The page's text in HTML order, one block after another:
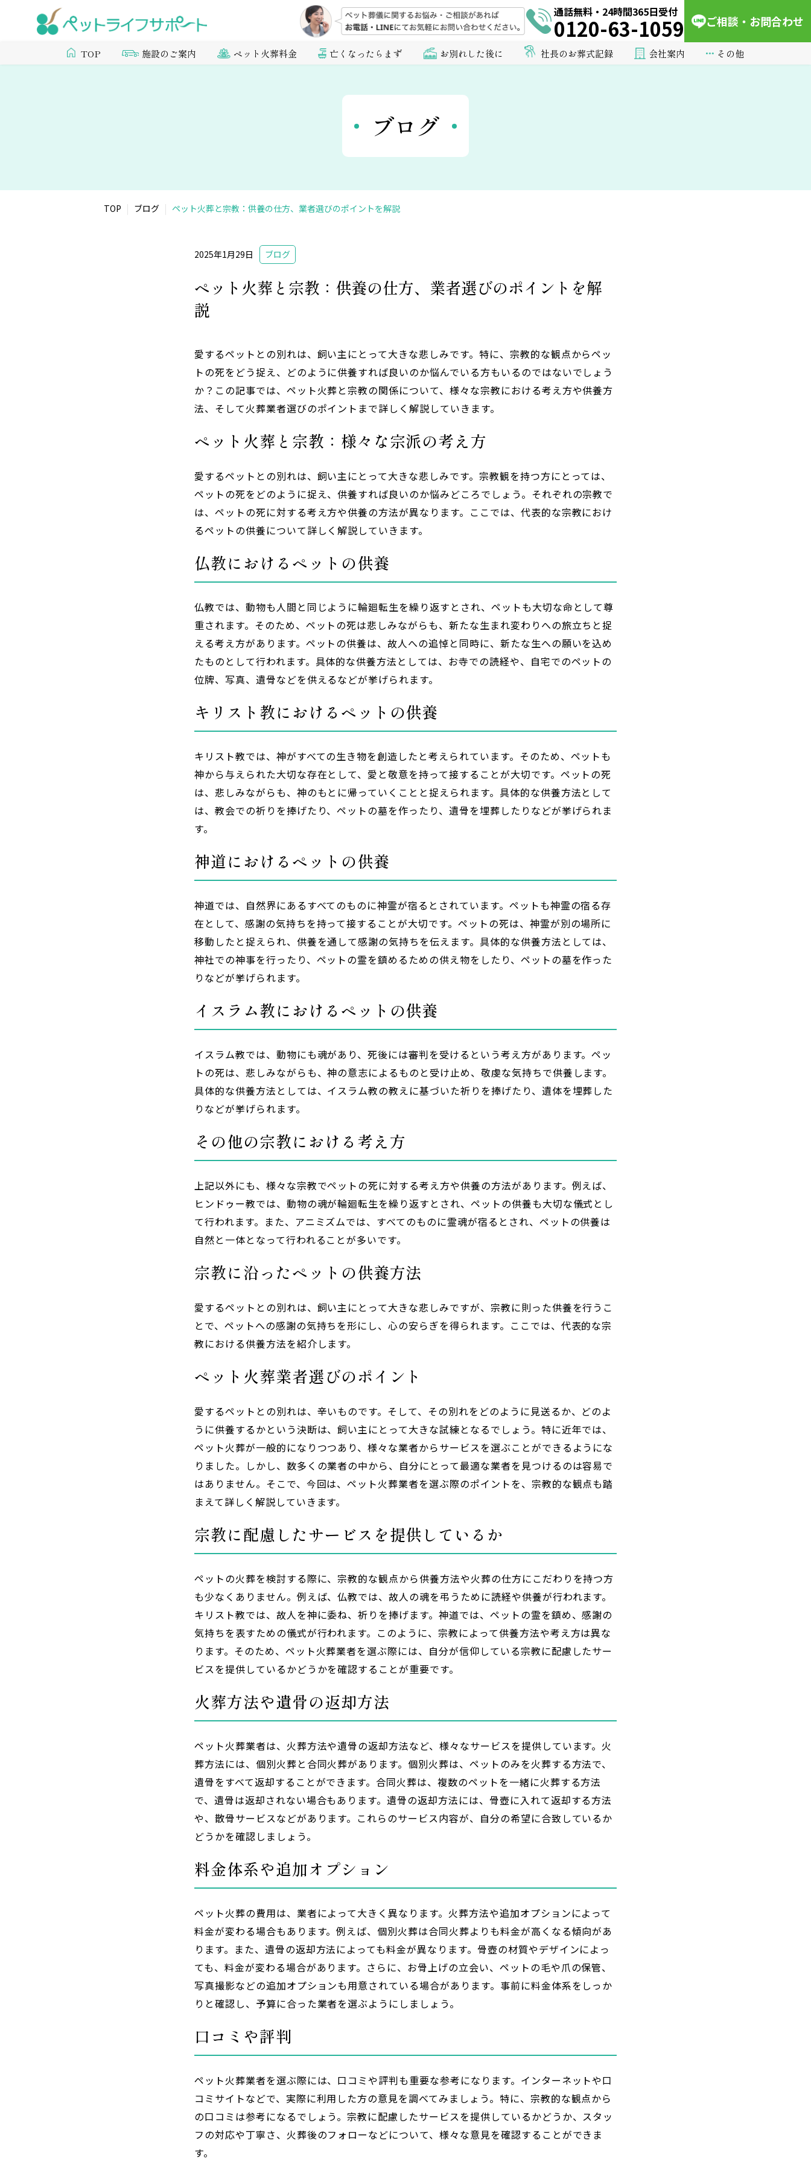
通話無料・24時間365日受付
0120-63-1059 ご相談・お問合わせ
TOP 施設のご案内 ペット火葬料金 亡くなったらまず お別れした後に 社長のお葬式記録 会社案内 その他
ブログ
TOP ブログ ペット火葬と宗教：供養の仕方、業者選びのポイントを解説
2025年1月29日 ブログ
ペット火葬と宗教：供養の仕方、業者選びのポイントを解
説
愛するペットとの別れは、飼い主にとって大きな悲しみです。特に、宗教的な観点からペッ
トの死をどう捉え、どのように供養すれば良いのか悩んでいる方もいるのではないでしょう
か？この記事では、ペット火葬と宗教の関係について、様々な宗教における考え方や供養方
法、そして火葬業者選びのポイントまで詳しく解説していきます。
ペット火葬と宗教：様々な宗派の考え方
愛するペットとの別れは、飼い主にとって大きな悲しみです。宗教観を持つ方にとっては、
ペットの死をどのように捉え、供養すれば良いのか悩みどころでしょう。それぞれの宗教で
は、ペットの死に対する考え方や供養の方法が異なります。ここでは、代表的な宗教におけ
るペットの供養について詳しく解説していきます。
仏教におけるペットの供養
仏教では、動物も人間と同じように輪廻転生を繰り返すとされ、ペットも大切な命として尊
重されます。そのため、ペットの死は悲しみながらも、新たな生まれ変わりへの旅立ちと捉
える考え方があります。ペットの供養は、故人への追悼と同時に、新たな生への願いを込め
たものとして行われます。具体的な供養方法としては、お寺での読経や、自宅でのペットの
位牌、写真、遺骨などを供えるなどが挙げられます。
キリスト教におけるペットの供養
キリスト教では、神がすべての生き物を創造したと考えられています。そのため、ペットも
神から与えられた大切な存在として、愛と敬意を持って接することが大切です。ペットの死
は、悲しみながらも、神のもとに帰っていくことと捉えられます。具体的な供養方法として
は、教会での祈りを捧げたり、ペットの墓を作ったり、遺骨を埋葬したりなどが挙げられま
す。
神道におけるペットの供養
神道では、自然界にあるすべてのものに神霊が宿るとされています。ペットも神霊の宿る存
在として、感謝の気持ちを持って接することが大切です。ペットの死は、神霊が別の場所に
移動したと捉えられ、供養を通して感謝の気持ちを伝えます。具体的な供養方法としては、
神社での神事を行ったり、ペットの霊を鎮めるための供え物をしたり、ペットの墓を作った
りなどが挙げられます。
イスラム教におけるペットの供養
イスラム教では、動物にも魂があり、死後には審判を受けるという考え方があります。ペッ
トの死は、悲しみながらも、神の意志によるものと受け止め、敬虔な気持ちで供養します。
具体的な供養方法としては、イスラム教の教えに基づいた祈りを捧げたり、遺体を埋葬した
りなどが挙げられます。
その他の宗教における考え方
上記以外にも、様々な宗教でペットの死に対する考え方や供養の方法があります。例えば、
ヒンドゥー教では、動物の魂が輪廻転生を繰り返すとされ、ペットの供養も大切な儀式とし
て行われます。また、アニミズムでは、すべてのものに霊魂が宿るとされ、ペットの供養は
自然と一体となって行われることが多いです。
宗教に沿ったペットの供養方法
愛するペットとの別れは、飼い主にとって大きな悲しみですが、宗教に則った供養を行うこ
とで、ペットへの感謝の気持ちを形にし、心の安らぎを得られます。ここでは、代表的な宗
教における供養方法を紹介します。
ペット火葬業者選びのポイント
愛するペットとの別れは、辛いものです。そして、その別れをどのように見送るか、どのよ
うに供養するかという決断は、飼い主にとって大きな試練となるでしょう。特に近年では、
ペット火葬が一般的になりつつあり、様々な業者からサービスを選ぶことができるようにな
りました。しかし、数多くの業者の中から、自分にとって最適な業者を見つけるのは容易で
はありません。そこで、今回は、ペット火葬業者を選ぶ際のポイントを、宗教的な観点も踏
まえて詳しく解説していきます。
宗教に配慮したサービスを提供しているか
ペットの火葬を検討する際に、宗教的な観点から供養方法や火葬の仕方にこだわりを持つ方
も少なくありません。例えば、仏教では、故人の魂を弔うために読経や供養が行われます。
キリスト教では、故人を神に委ね、祈りを捧げます。神道では、ペットの霊を鎮め、感謝の
気持ちを表すための儀式が行われます。このように、宗教によって供養方法や考え方は異な
ります。そのため、ペット火葬業者を選ぶ際には、自分が信仰している宗教に配慮したサー
ビスを提供しているかどうかを確認することが重要です。
火葬方法や遺骨の返却方法
ペット火葬業者は、火葬方法や遺骨の返却方法など、様々なサービスを提供しています。火
葬方法には、個別火葬と合同火葬があります。個別火葬は、ペットのみを火葬する方法で、
遺骨をすべて返却することができます。合同火葬は、複数のペットを一緒に火葬する方法
で、遺骨は返却されない場合もあります。遺骨の返却方法には、骨壺に入れて返却する方法
や、散骨サービスなどがあります。これらのサービス内容が、自分の希望に合致しているか
どうかを確認しましょう。
料金体系や追加オプション
ペット火葬の費用は、業者によって大きく異なります。火葬方法や追加オプションによって
料金が変わる場合もあります。例えば、個別火葬は合同火葬よりも料金が高くなる傾向があ
ります。また、遺骨の返却方法によっても料金が異なります。骨壺の材質やデザインによっ
ても、料金が変わる場合があります。さらに、お骨上げの立会い、ペットの毛や爪の保管、
写真撮影などの追加オプションも用意されている場合があります。事前に料金体系をしっか
りと確認し、予算に合った業者を選ぶようにしましょう。
口コミや評判
ペット火葬業者を選ぶ際には、口コミや評判も重要な参考になります。インターネットや口
コミサイトなどで、実際に利用した方の意見を調べてみましょう。特に、宗教的な観点から
の口コミは参考になるでしょう。宗教に配慮したサービスを提供しているかどうか、スタッ
フの対応や丁寧さ、火葬後のフォローなどについて、様々な意見を確認することができま
す。